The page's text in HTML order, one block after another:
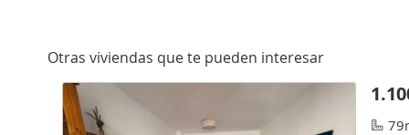
Otras viviendas que te pueden interesar